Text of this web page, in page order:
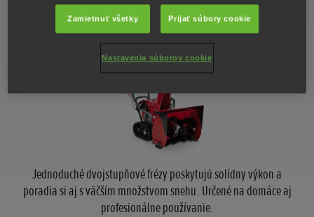
Rad HSS 655
Jednoduché dvojstupňové frézy poskytujú solídny výkon a
poradia si aj s väčším množstvom snehu. Určené na domáce aj
profesionálne používanie.
Zamietnuť všetky Prijať súbory cookie
Nastavenia súborov cookie